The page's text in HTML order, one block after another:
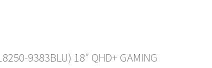
9383BLU) 18″ QHD+ GAMING